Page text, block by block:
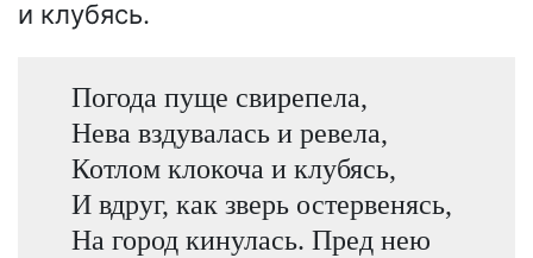
и клубясь.
Погода пуще свирепела,
Нева вздувалась и ревела,
Котлом клокоча и клубясь,
И вдруг, как зверь остервенясь,
На город кинулась. Пред нею